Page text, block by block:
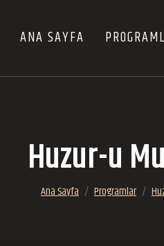
ANA SAYFA
Huzur-u
Ana Sayfa Programlar